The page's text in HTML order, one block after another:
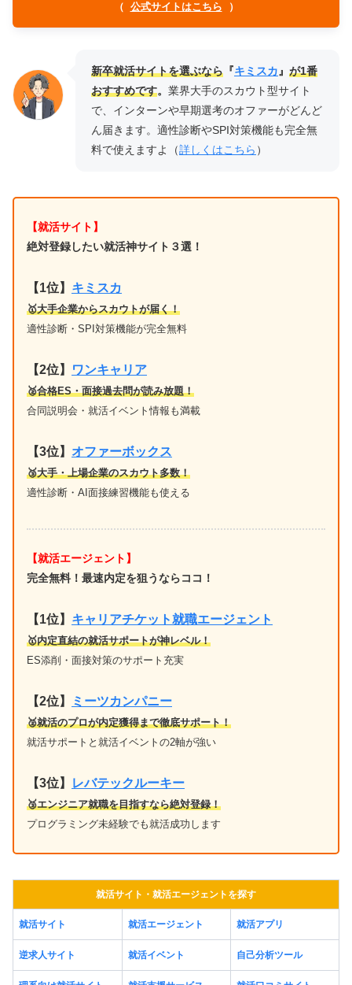
（ 公式サイトはこちら ）
新卒就活サイトを選ぶなら 『キミスカ』 が1番
おすすめです。 業界大手のスカウト型サイト
で、インターンや早期選考のオファーがどんど
ん届きます。適性診断やSPI対策機能も完全無
料で使えますよ（詳しくはこちら ）
【就活サイト】
絶対登録したい就活神サイト３選！
【1位】 キミスカ
🥇大手企業からスカウトが届く！
適性診断・SPI対策機能が完全無料
【2位】 ワンキャリア
🥈合格ES・面接過去問が読み放題！
合同説明会・就活イベント情報も満載
【3位】 オファーボックス
🥉大手・上場企業のスカウト多数！
適性診断・AI面接練習機能も使える
【就活エージェント】
完全無料！最速内定を狙うならココ！
【1位】 キャリアチケット就職エージェント
🥇内定直結の就活サポートが神レベル！
ES添削・面接対策のサポート充実
【2位】 ミーツカンパニー
🥈就活のプロが内定獲得まで徹底サポート！
就活サポートと就活イベントの2軸が強い
【3位】 レバテックルーキー
🥉エンジニア就職を目指すなら絶対登録！
プログラミング未経験でも就活成功します
就活サイト・就活エージェントを探す
就活サイト 就活エージェント 就活アプリ
逆求人サイト 就活イベント 自己分析ツール